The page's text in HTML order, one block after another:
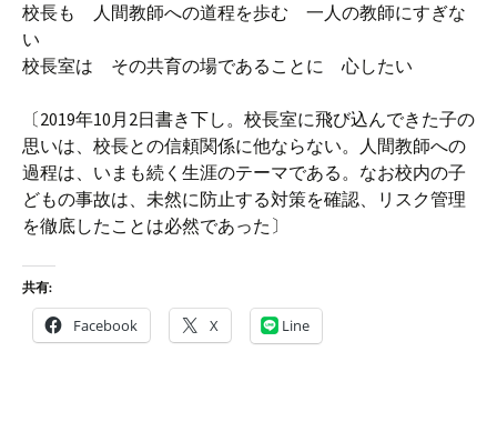
校長も 人間教師への道程を歩む 一人の教師にすぎな
い
校長室は その共育の場であることに 心したい
〔2019年10月2日書き下し。校長室に飛び込んできた子の
思いは、校長との信頼関係に他ならない。人間教師への
過程は、いまも続く生涯のテーマである。なお校内の子
どもの事故は、未然に防止する対策を確認、リスク管理
を徹底したことは必然であった〕
共有:
Facebook X Line